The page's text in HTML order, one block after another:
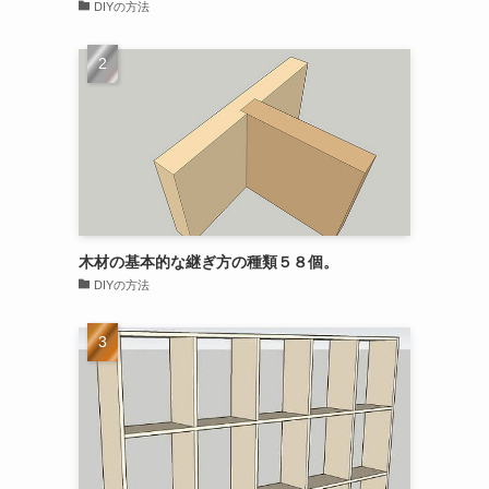
DIYの方法
木材の基本的な継ぎ方の種類５８個。
DIYの方法